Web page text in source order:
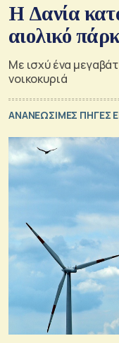
Η Δανία
αιολικό
Με ισχύ ένα
νοικοκυριά
ΑΝΑΝΕΩΣΙΜΕΣ ΠΗΓΕΣ